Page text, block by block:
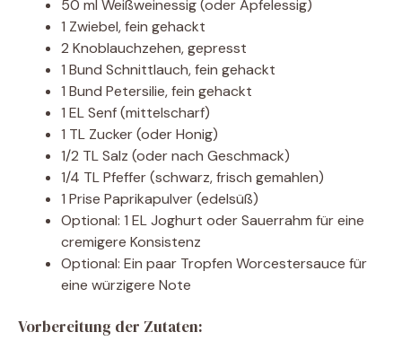
50 ml Weißweinessig (oder Apfelessig)
1 Zwiebel, fein gehackt
2 Knoblauchzehen, gepresst
1 Bund Schnittlauch, fein gehackt
1 Bund Petersilie, fein gehackt
1 EL Senf (mittelscharf)
1 TL Zucker (oder Honig)
1/2 TL Salz (oder nach Geschmack)
1/4 TL Pfeffer (schwarz, frisch gemahlen)
1 Prise Paprikapulver (edelsüß)
Optional: 1 EL Joghurt oder Sauerrahm für eine
cremigere Konsistenz
Optional: Ein paar Tropfen Worcestersauce für
eine würzigere Note
Vorbereitung der Zutaten: